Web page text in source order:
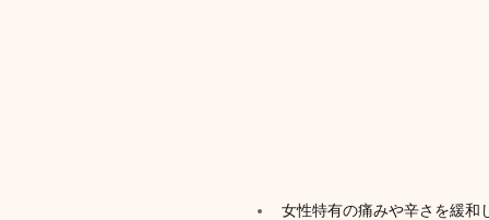
女性特有の痛みや辛さを緩和